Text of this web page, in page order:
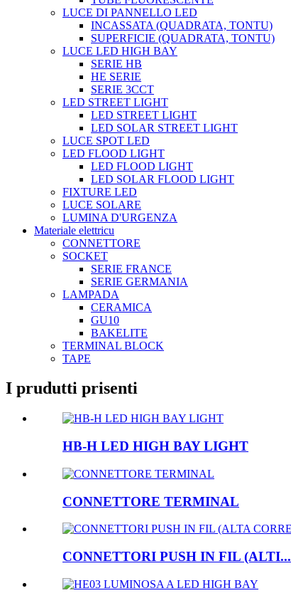
LUCE DI PANNELLO LED
INCASSATA (QUADRATA, TONTU)
SUPERFICIE (QUADRATA, TONTU)
LUCE LED HIGH BAY
SERIE HB
HE SERIE
SERIE 3CCT
LED STREET LIGHT
LED STREET LIGHT
LED SOLAR STREET LIGHT
LUCE SPOT LED
LED FLOOD LIGHT
LED FLOOD LIGHT
LED SOLAR FLOOD LIGHT
FIXTURE LED
LUCE SOLARE
LUMINA D'URGENZA
Materiale elettricu
CONNETTORE
SOCKET
SERIE FRANCE
SERIE GERMANIA
LAMPADA
CERAMICA
GU10
BAKELITE
TERMINAL BLOCK
TAPE
I prudutti prisenti
HB-H LED HIGH BAY LIGHT
CONNETTORE TERMINAL
CONNETTORI PUSH IN FIL (ALTI...